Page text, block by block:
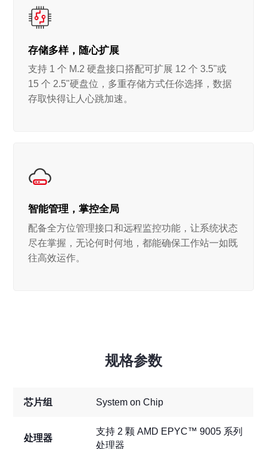
存储多样，随心扩展
支持 1 个 M.2 硬盘接口搭配可扩展 12 个 3.5"或
15 个 2.5"硬盘位，多重存储方式任你选择，数据
存取快得让人心跳加速。
智能管理，掌控全局
配备全方位管理接口和远程监控功能，让系统状态
尽在掌握，无论何时何地，都能确保工作站一如既
往高效运作。
规格参数
芯片组 System on Chip
处理器
支持 2 颗 AMD EPYC™ 9005 系列
处理器